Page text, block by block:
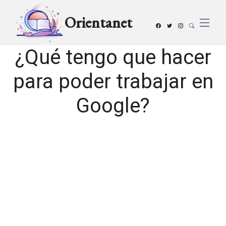
Orientanet
¿Qué tengo que hacer
para poder trabajar en
Google?